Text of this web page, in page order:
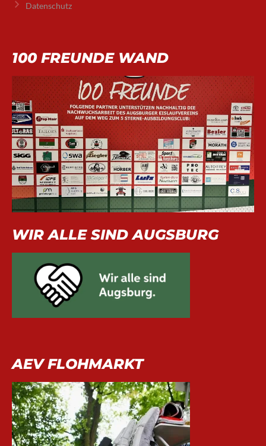
Datenschutz
100 FREUNDE WAND
WIR ALLE SIND AUGSBURG
AEV FLOHMARKT